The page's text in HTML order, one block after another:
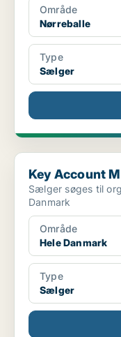
Område
Nørreballe
Type
Sælger
Key Account Manager
Key Account
Sælger søges til
Danmark
Område
Hele Danmark
Type
Sælger